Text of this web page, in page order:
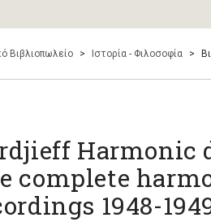
Βιβλιοπωλείο > Ιστορία - Φιλοσοφία >
Harmonic
complete
1948-